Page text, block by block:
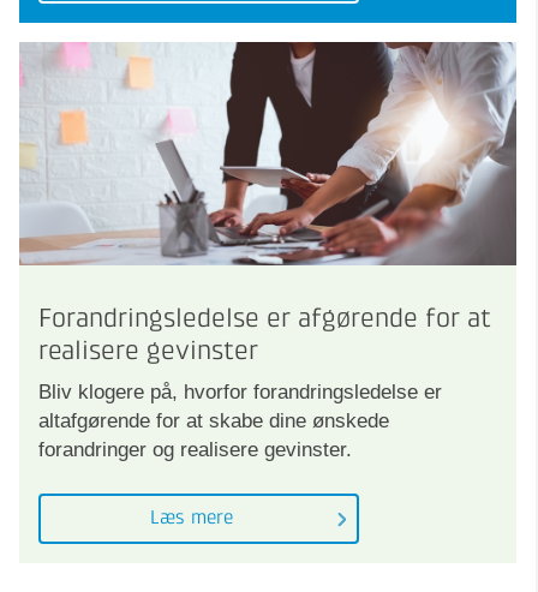
Forandringsledelse er afgørende for at
realisere gevinster
Bliv klogere på, hvorfor forandringsledelse er
altafgørende for at skabe dine ønskede
forandringer og realisere gevinster.
Læs mere